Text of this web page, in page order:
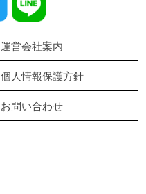
運営会社案内
個人情報保護方針
お問い合わせ